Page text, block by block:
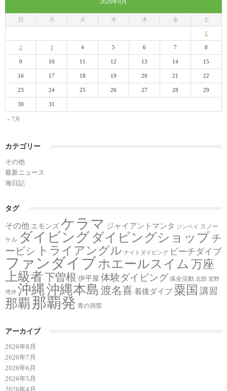
2026年8月
日 月 火 水 木 金 土
« 7月
1
2 3 4 5 6 7 8
9 10 11 12 13 14 15
16 17 18 19 20 21 22
23 24 25 26 27 28 29
30 31
カテゴリー
その他
最新ニュース
海日記
タグ
その他 エモンズ ケラマ ジャイアントマンタ ジンベイ スノー
ケル ダイビング ダイビングショップチ
ービシ トライアングル ナイトダイビング ビーチダイブ
ファンダイブホエールスイム 万座
上級者下曽根 伊平屋 体験ダイビング 保全活動 北部 宜野
湾沖 沖縄沖縄本島 渡名喜 着後ダイブ 粟国 講習
那覇 那覇発 青の洞窟
アーカイブ
2026年8月
2026年7月
2026年6月
2026年5月
2026年4月